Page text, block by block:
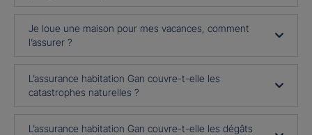
Je loue une maison pour mes vacances, comment
l’assurer ?
L’assurance habitation Gan couvre-t-elle les
catastrophes naturelles ?
L’assurance habitation Gan couvre-t-elle les dégâts